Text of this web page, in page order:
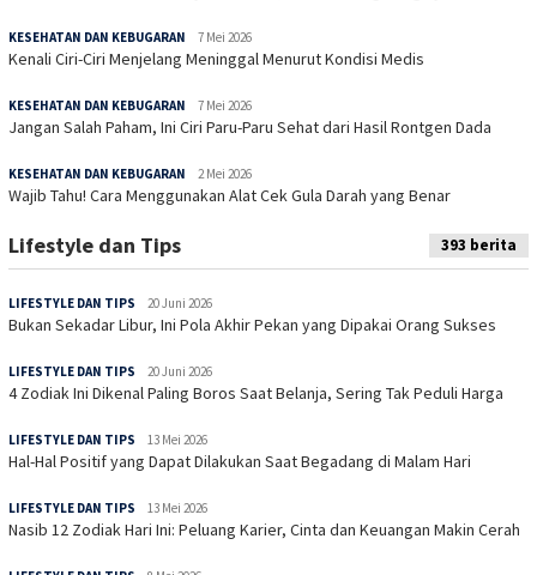
KESEHATAN DAN KEBUGARAN 7 Mei 2026
Kenali Ciri-Ciri Menjelang Meninggal Menurut Kondisi Medis
KESEHATAN DAN KEBUGARAN 7 Mei 2026
Jangan Salah Paham, Ini Ciri Paru-Paru Sehat dari Hasil Rontgen Dada
KESEHATAN DAN KEBUGARAN 2 Mei 2026
Wajib Tahu! Cara Menggunakan Alat Cek Gula Darah yang Benar
Lifestyle dan Tips 393 berita
LIFESTYLE DAN TIPS 20 Juni 2026
Bukan Sekadar Libur, Ini Pola Akhir Pekan yang Dipakai Orang Sukses
LIFESTYLE DAN TIPS 20 Juni 2026
4 Zodiak Ini Dikenal Paling Boros Saat Belanja, Sering Tak Peduli Harga
LIFESTYLE DAN TIPS 13 Mei 2026
Hal-Hal Positif yang Dapat Dilakukan Saat Begadang di Malam Hari
LIFESTYLE DAN TIPS 13 Mei 2026
Nasib 12 Zodiak Hari Ini: Peluang Karier, Cinta dan Keuangan Makin Cerah